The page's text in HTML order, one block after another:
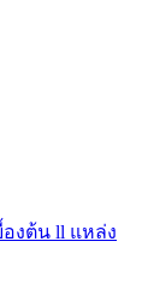
องต้น ll แหล่ง